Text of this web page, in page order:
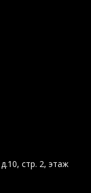
стр. 2, этаж